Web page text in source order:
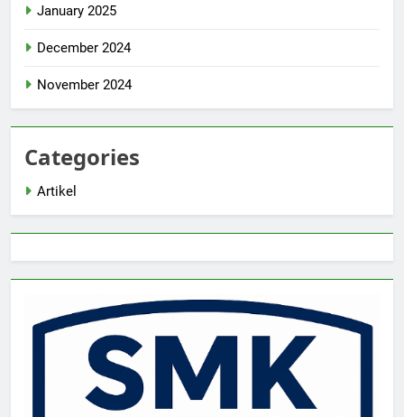
January 2025
December 2024
November 2024
Categories
Artikel